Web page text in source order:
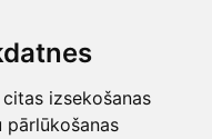
izsekošanas